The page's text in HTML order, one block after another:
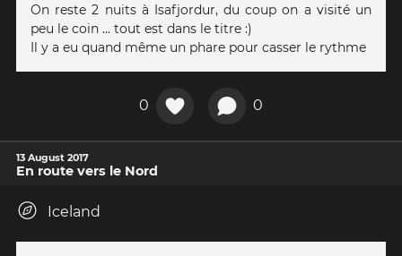
On reste 2 nuits à Isafjordur, du coup on a visité un
peu le coin ... tout est dans le titre :)
Il y a eu quand même un phare pour casser le rythme
0 0
13 August 2017
En route vers le Nord
Iceland